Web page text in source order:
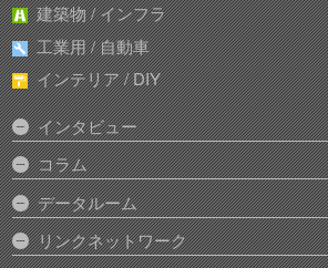
建築物 / インフラ
工業用 / 自動車
インテリア / DIY
インタビュー
コラム
データルーム
リンクネットワーク